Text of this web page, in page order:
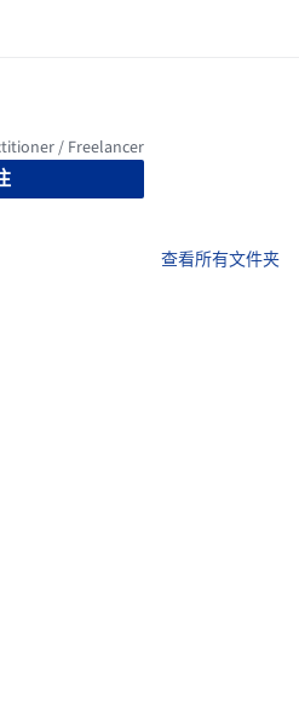
查看所有文件夹